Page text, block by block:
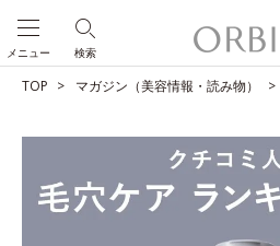
検索
メニュー
TOP マガジン（美容情報・読み物）